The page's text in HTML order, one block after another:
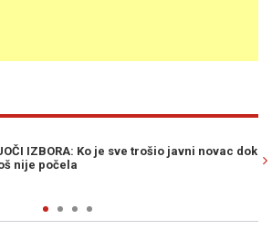
BH. ENTITETU: Šta se sinoć događalo u
oglasio se Stevandić